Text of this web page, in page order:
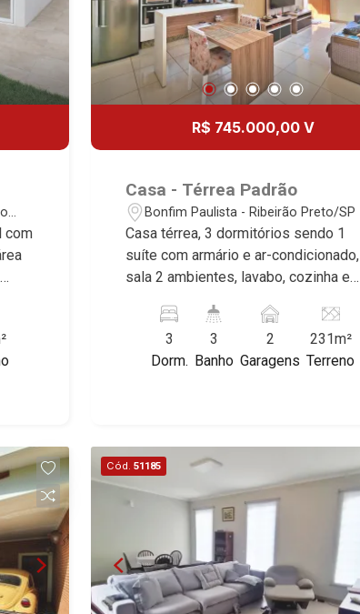
19
Aug/Wed
20
com
R$ 745.000,00 V
Casa - Térrea Padrão
Bonfim Paulista - Ribeirão Preto/SP
Casa térrea, 3 dormitórios sendo 1
suíte com armário e ar-condicionado,
sala 2 ambientes, lavabo, cozinha e
gourmet com churrasqueira, SPA,
quintal, corredor lateral, jardim, alarme,
cerca elétrica, 2 vagas, excelente
3
Dorm.
3
Banho
2
Garagens
231m²
Terreno
Cód. 51185